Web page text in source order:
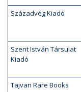
Századvég Kiadó
Szent István Társulat
Kiadó
Tajvan Rare Books